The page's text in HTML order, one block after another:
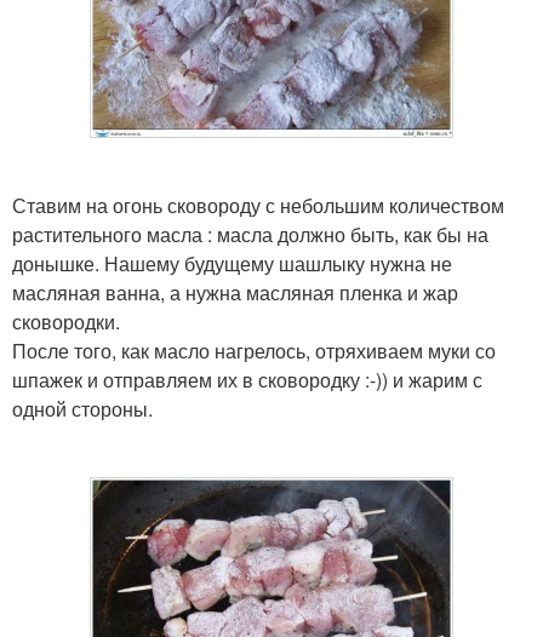
Ставим на огонь сковороду с небольшим количеством
растительного масла : масла должно быть, как бы на
донышке. Нашему будущему шашлыку нужна не
масляная ванна, а нужна масляная пленка и жар
сковородки.
После того, как масло нагрелось, отряхиваем муки со
шпажек и отправляем их в сковородку :-)) и жарим с
одной стороны.